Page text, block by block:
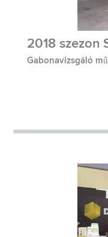
2018 szezon
Gabonavizsgáló